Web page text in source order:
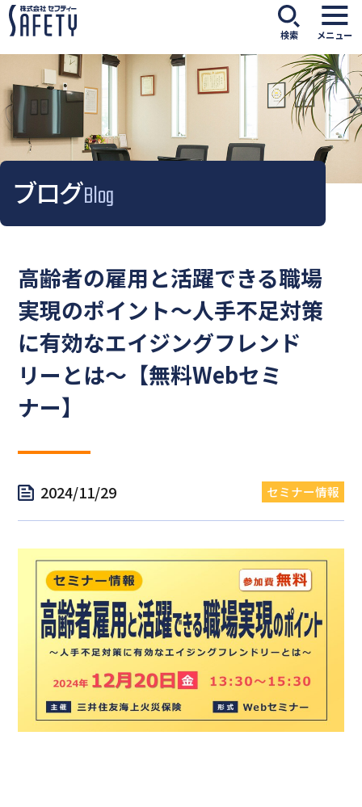
検索 メニュー
ブログBlog
高齢者の雇用と活躍できる職場
実現のポイント～人手不足対策
に有効なエイジングフレンド
リーとは～【無料Webセミ
ナー】
2024/11/29 セミナー情報